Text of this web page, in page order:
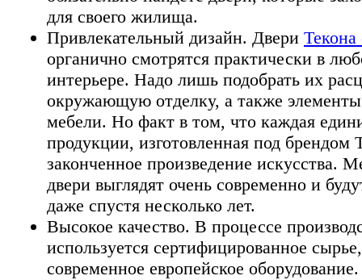
для своего жилища.
Привлекательный дизайн. Двери Текона
органично смотрятся практически в
интерьере. Надо лишь подобрать их
окружающую отделку, а также
мебели. Но факт в том, что каждая
продукции, изготовленная под брендом
законченное произведение искусства.
двери выглядят очень современно и
даже спустя несколько лет.
Высокое качество. В процессе
используется сертифицированное
современное европейское